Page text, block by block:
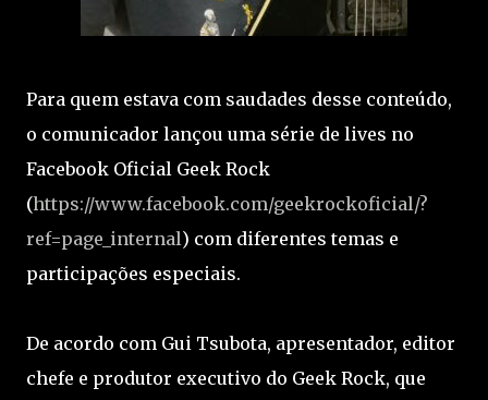
Para quem estava com saudades desse conteúdo,
o comunicador lançou uma série de lives no
Facebook Oficial Geek Rock
(https://www.facebook.com/geekrockoficial/?
ref=page_internal) com diferentes temas e
participações especiais.
De acordo com Gui Tsubota, apresentador, editor
chefe e produtor executivo do Geek Rock, que